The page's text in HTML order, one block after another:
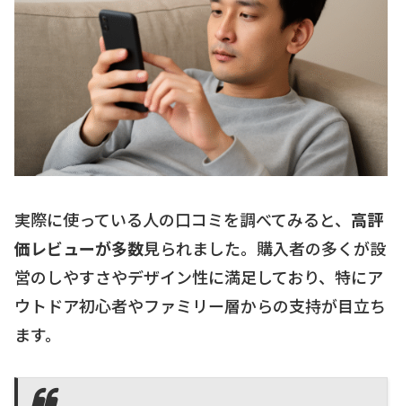
実際に使っている人の口コミを調べてみると、 高評
価レビューが多数見られました。購入者の多くが設
営のしやすさやデザイン性に満足しており、特にア
ウトドア初心者やファミリー層からの支持が目立ち
ます。